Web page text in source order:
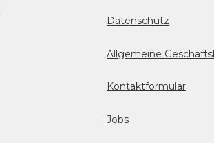
Datenschutz
Allgemeine
Kontaktformular
Jobs